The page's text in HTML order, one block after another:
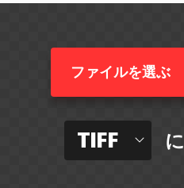
ファイルを選ぶ
TIFF に